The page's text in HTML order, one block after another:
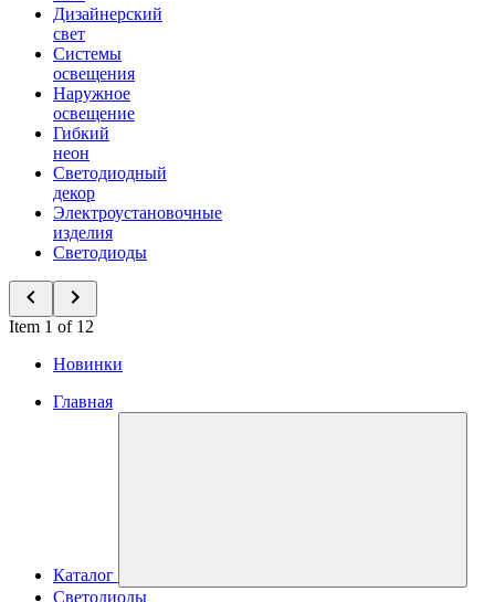
Дизайнерский
свет
Системы
освещения
Наружное
освещение
Гибкий
неон
Светодиодный
декор
Электроустановочные
изделия
Светодиоды
Item 1 of 12
Новинки
Главная
Каталог
Светодиоды